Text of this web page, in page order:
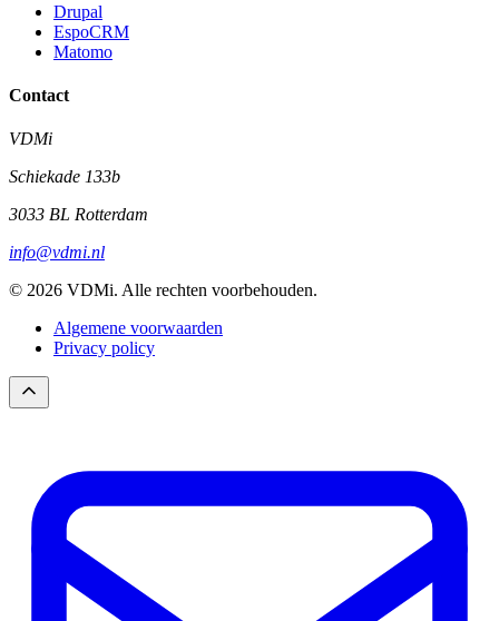
Drupal
EspoCRM
Matomo
Contact
VDMi
Schiekade 133b
3033 BL Rotterdam
info@vdmi.nl
© 2026 VDMi. Alle rechten voorbehouden.
Algemene voorwaarden
Privacy policy